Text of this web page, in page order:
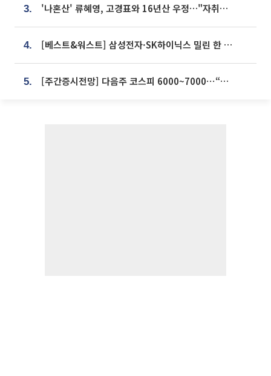
3. '나혼산' 류혜영, 고경표와 16년산 우정…"자취방서 부모님과 마주쳐"
4. [베스트&워스트] 삼성전자·SK하이닉스 밀린 한 주…상상인증권은 85% 급등
5. [주간증시전망] 다음주 코스피 6000~7000⋯“外人 수급은 정책이 변수”